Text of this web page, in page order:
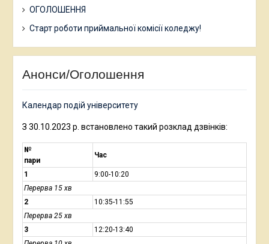
ОГОЛОШЕННЯ
Старт роботи приймальної комісії коледжу!
Анонси/Оголошення
Календар подій університету
З 30.10.2023 р. встановлено такий розклад дзвінків:
№
пари
Час
1
9:00-10:20
Перерва 15 хв
2
10:35-11:55
Перерва 25 хв
3
12:20-13:40